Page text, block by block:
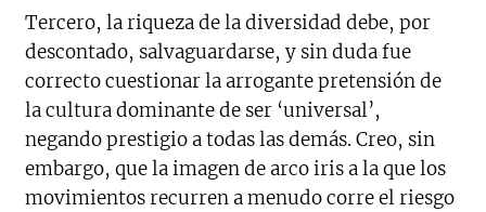
Tercero, la riqueza de la diversidad debe, por
descontado, salvaguardarse, y sin duda fue
correcto cuestionar la arrogante pretensión de
la cultura dominante de ser ‘universal’,
negando prestigio a todas las demás. Creo, sin
embargo, que la imagen de arco iris a la que los
movimientos recurren a menudo corre el riesgo